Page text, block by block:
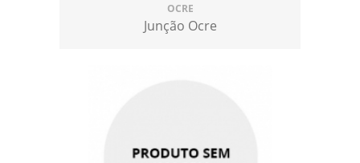
OCRE
Junção Ocre